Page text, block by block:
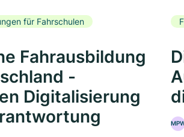
für Fahrschulen
Fahrausbildung
-
Digitalisierung